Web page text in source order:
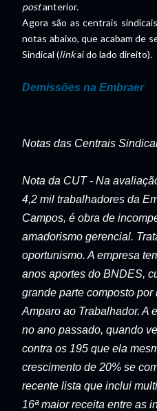
postanterior.
Agora são as centrais
notas abaixo, que acabam de
Sindical (linkaí do lado direito).
Demissões na Embraer
Notas das Centrais
Nota da CUT - Na
4,2 mil trabalhadores da
Campos, é obra de
amadorismo gerencial.
oportunismo. A empresa
anos aportes do BNDES,
grande parte composto
Amparo ao Trabalhador. A
no ano passado, quando
contra os 195 que ela
crescimento de 20% se
recente lista que inclui
16ª maior receita entre as